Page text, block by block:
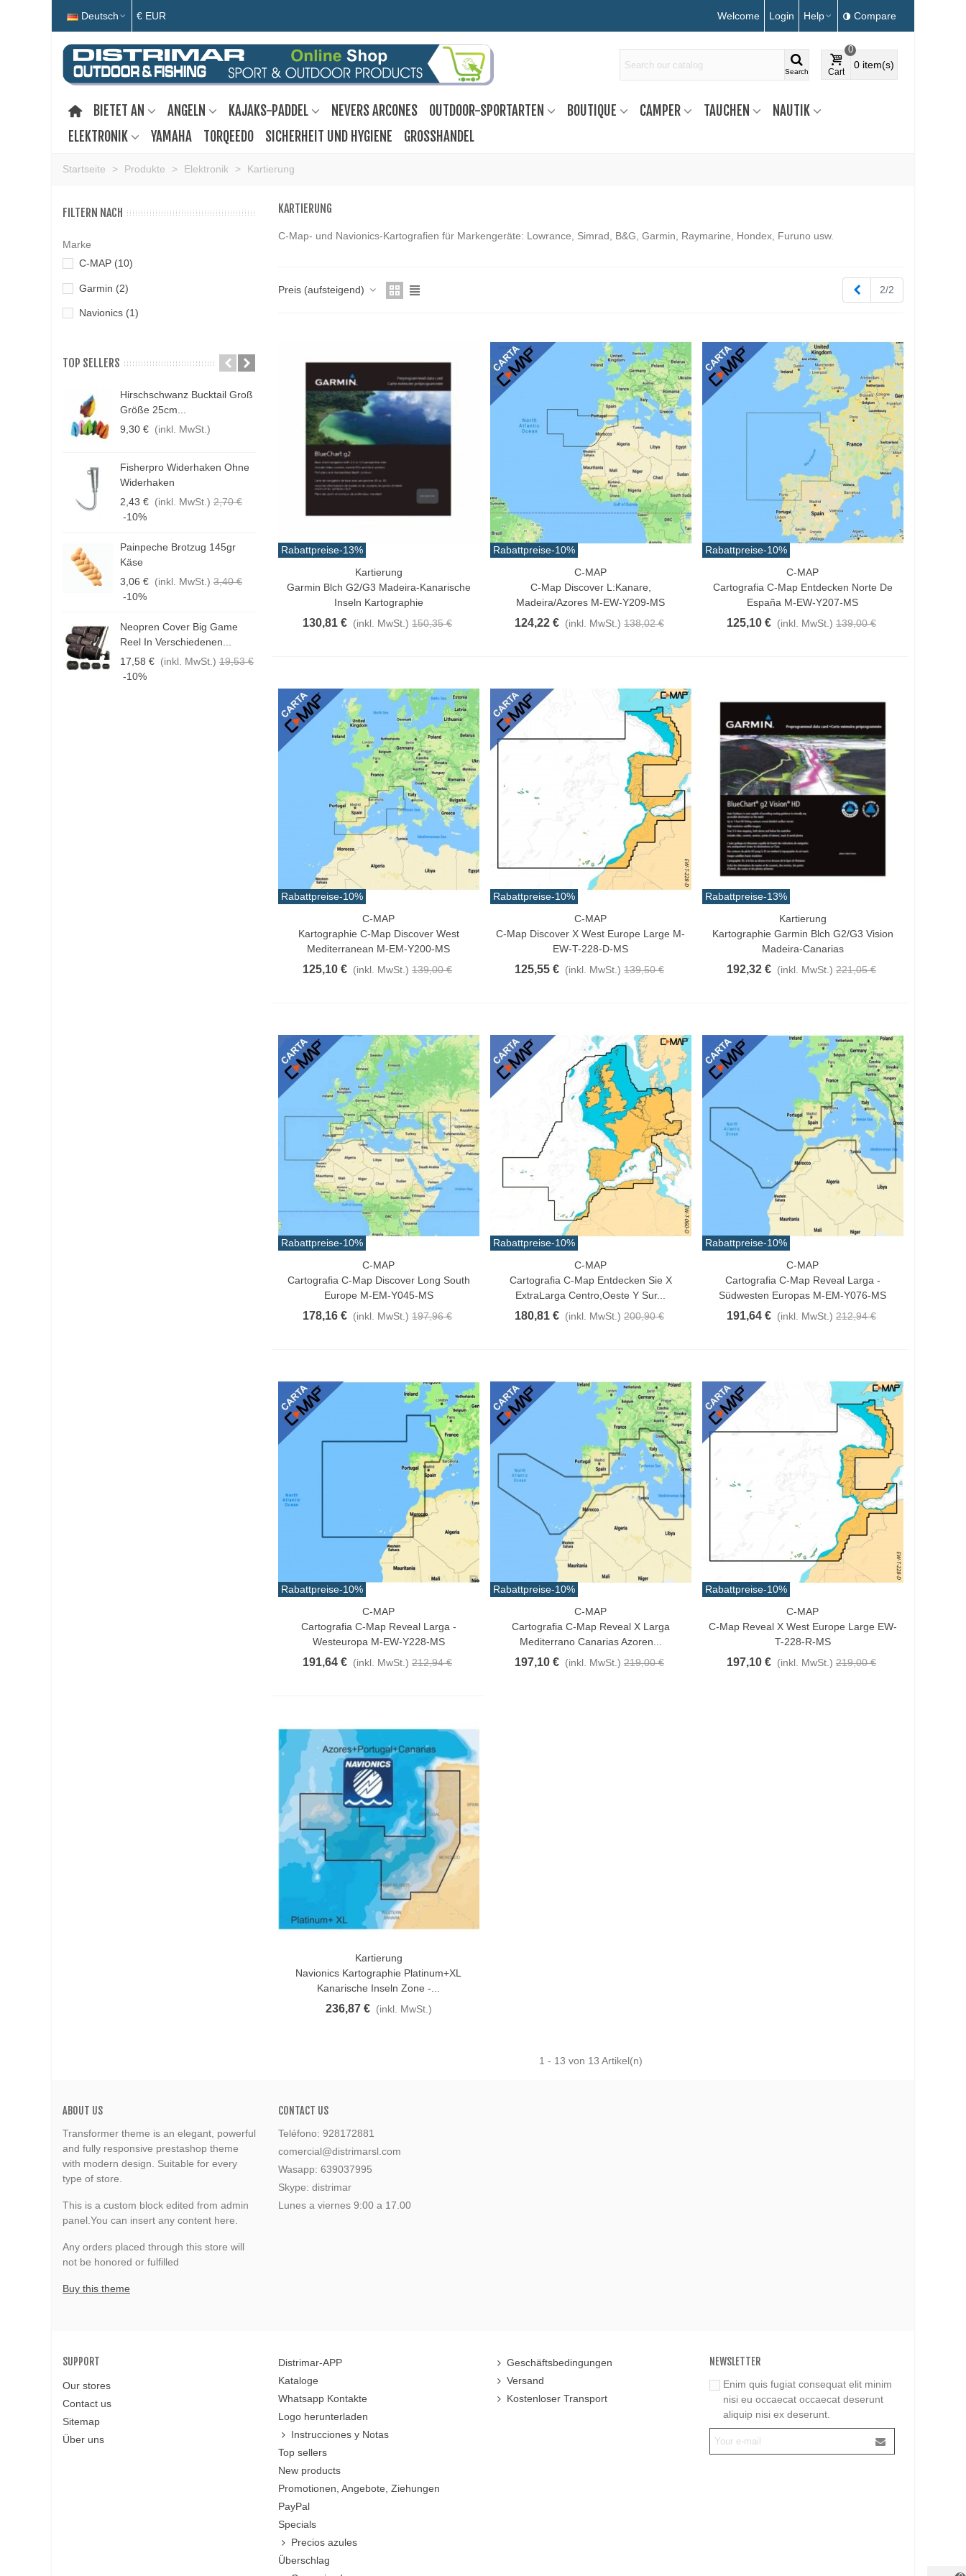
Deutsch € EUR Welcome Login Help Compare
Search Cart
0
0 item(s)
BIETET AN ANGELN KAJAKS-PADDEL NEVERS ARCONES OUTDOOR-SPORTARTEN BOUTIQUE CAMPER TAUCHEN
NAUTIK
ELEKTRONIK
YAMAHA TORQEEDO SICHERHEIT UND HYGIENE GROSSHANDEL
Startseite > Produkte > Elektronik > Kartierung
FILTERN NACH
Marke
C-MAP (10)
Garmin (2)
Navionics (1)
TOP SELLERS
Hirschschwanz Bucktail Groß
Größe 25cm...
9,30 € (inkl. MwSt.)
Fisherpro Widerhaken Ohne
Widerhaken
2,43 € (inkl. MwSt.) 2,70 €
-10%
Painpeche Brotzug 145gr
Käse
3,06 € (inkl. MwSt.) 3,40 €
-10%
Neopren Cover Big Game
Reel In Verschiedenen...
17,58 € (inkl. MwSt.) 19,53 €
-10%
Natürliche Gekochte Juyona-
Krabbe, Packung À 30...
10,32 €
11,47 €
-10%
Daiwa D Minnow 152mm
31.5g Farben Mehrere
Faden Guterman Torzal
Echte Seide 10m...
4,17 € (inkl. MwSt.)
Hirschschwanz Bucktail Extra
KARTIERUNG
C-Map- und Navionics-Kartografien für Markengeräte: Lowrance, Simrad, B&G, Garmin, Raymarine, Hondex, Furuno usw.
Preis (aufsteigend) Zurück
2/2
Rabattpreise-13%
In Den WarenkorbKartierung
Garmin Blch G2/G3 Madeira-Kanarische
Inseln Kartographie
130,81 € (inkl. MwSt.) 150,35 €
Rabattpreise-10%
In Den WarenkorbC-MAP
C-Map Discover L:Kanare,
Madeira/Azores M-EW-Y209-MS
124,22 € (inkl. MwSt.) 138,02 €
Rabattpreise-10%
In Den WarenkorbC-MAP
Cartografia C-Map Entdecken Norte De
España M-EW-Y207-MS
125,10 € (inkl. MwSt.) 139,00 €
Rabattpreise-10%
In Den WarenkorbC-MAP
Kartographie C-Map Discover West
Mediterranean M-EM-Y200-MS
125,10 € (inkl. MwSt.) 139,00 €
Rabattpreise-10%
In Den WarenkorbC-MAP
C-Map Discover X West Europe Large M-
EW-T-228-D-MS
125,55 € (inkl. MwSt.) 139,50 €
Rabattpreise-13%
In Den WarenkorbKartierung
Kartographie Garmin Blch G2/g3 Vision
Madeira-Canarias
192,32 € (inkl. MwSt.) 221,05 €
Rabattpreise-10%
In Den WarenkorbC-MAP
Cartografia C-Map Discover Long South
Europe M-EM-Y045-MS
178,16 € (inkl. MwSt.) 197,96 €
Rabattpreise-10%
In Den WarenkorbC-MAP
Cartografia C-Map Entdecken Sie X
ExtraLarga Centro,Oeste Y Sur...
180,81 € (inkl. MwSt.) 200,90 €
Rabattpreise-10%
In Den WarenkorbC-MAP
Cartografia C-Map Reveal Larga -
Südwesten Europas M-EM-Y076-MS
191,64 € (inkl. MwSt.) 212,94 €
Rabattpreise-10%
In Den WarenkorbC-MAP
Cartografia C-Map Reveal Larga -
Westeuropa M-EW-Y228-MS
191,64 € (inkl. MwSt.) 212,94 €
Rabattpreise-10%
In Den WarenkorbC-MAP
Cartografia C-Map Reveal X Larga
Mediterrano Canarias Azoren...
197,10 € (inkl. MwSt.) 219,00 €
Rabattpreise-10%
In Den WarenkorbC-MAP
C-Map Reveal X West Europe Large EW-
T-228-R-MS
197,10 € (inkl. MwSt.) 219,00 €
In Den WarenkorbKartierung
Navionics Kartographie Platinum+XL
Kanarische Inseln Zone -...
236,87 € (inkl. MwSt.)
1 - 13 von 13 Artikel(n)
ABOUT US
Transformer theme is an elegant, powerful
and fully responsive prestashop theme
with modern design. Suitable for every
type of store.
This is a custom block edited from admin
panel.You can insert any content here.
Any orders placed through this store will
not be honored or fulfilled
Buy this theme
CONTACT US
Teléfono: 928172881
comercial@distrimarsl.com
Wasapp: 639037995
Skype: distrimar
Lunes a viernes 9:00 a 17.00
SUPPORT
Our stores
Contact us
Sitemap
Über uns
Distrimar-APP
Kataloge
Whatsapp Kontakte
Logo herunterladen
Instrucciones y Notas
Top sellers
New products
Promotionen, Angebote, Ziehungen
PayPal
Specials
Precios azules
Überschlag
Geschäftsbedingungen
Versand
Kostenloser Transport
NEWSLETTER
Enim quis fugiat consequat elit minim
nisi eu occaecat occaecat deserunt
aliquip nisi ex deserunt.